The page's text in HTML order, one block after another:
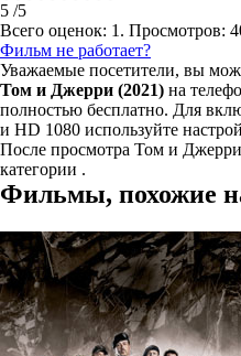
5 /5
Всего оценок: 1 . Просмотров:
Фильм не работает?
Уважаемые посетители, вы
Том и Джерри (2021) на
полностью бесплатно. Для
и HD 1080 используйте
После просмотра Том и
категории .
Фильмы, похожие